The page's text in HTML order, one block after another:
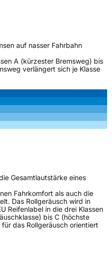
Alpine-Symbol
(GPSR)
Road Lao Shan District
ZOE.LI@OTAITIRE.COM
auf nasser Fahrbahn
A (kürzester Bremsweg) bis
verlängert sich je Klasse
Gesamtlautstärke eines
Fahrkomfort als auch die
Das Rollgeräusch wird in
Reifenlabel in die drei Klassen
bis C (höchste
das Rollgeräusch orientiert